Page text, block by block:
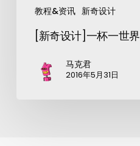
教程&资讯 新奇设计
[新奇设计]一杯一世界
马克君
2016年5月31日